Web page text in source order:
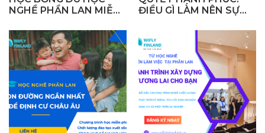
NGHỀ PHẦN LAN MIỄN
ĐIỀU GÌ LÀM NÊN SỰ